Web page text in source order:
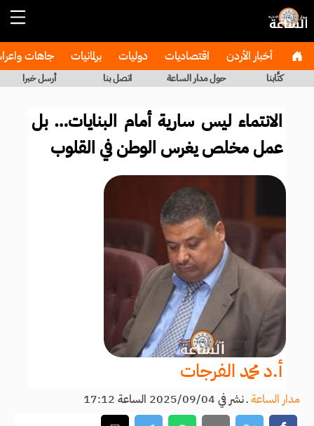
أخبار الأردن اقتصاديات دوليات برلمانيات جاهات
كتَّابنا حول مدار الساعة اتصل بنا أرسل خبرا
الانتماء ليس سارية أمام البنايات… بل
عمل مخلص يغرس الوطن في القلوب
أ.د محمد الفرجات
مدار الساعةـنشر في 2025/09/04 الساعة 17:12